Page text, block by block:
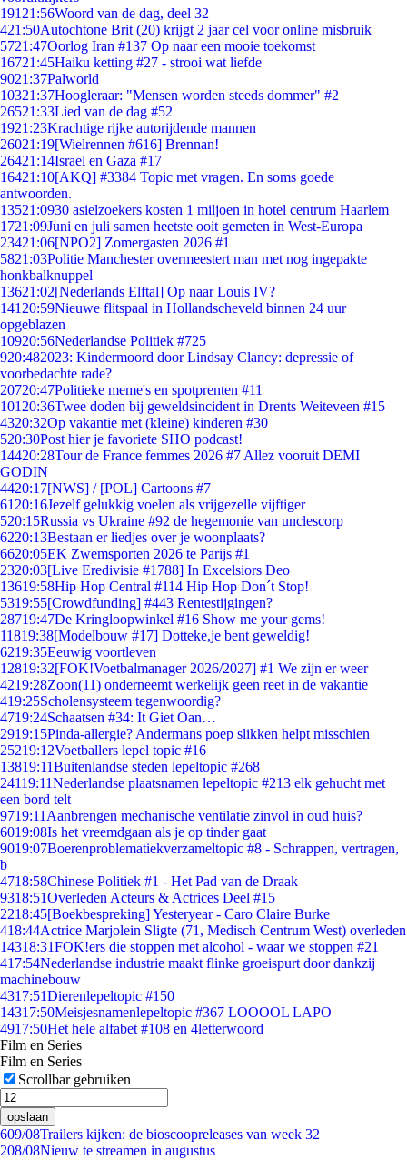
191 21:56Woord van de dag, deel 32
421:50Autochtone Brit (20) krijgt 2 jaar cel voor online misbruik
5721:47Oorlog Iran #137 Op naar een mooie toekomst
16721:45Haiku ketting #27 - strooi wat liefde
9021:37Palworld
10321:37Hoogleraar: "Mensen worden steeds dommer" #2
26521:33Lied van de dag #52
1921:23Krachtige rijke autorijdende mannen
26021:19[Wielrennen #616] Brennan!
26421:14Israel en Gaza #17
16421:10[AKQ] #3384 Topic met vragen. En soms goede
antwoorden.
13521:0930 asielzoekers kosten 1 miljoen in hotel centrum Haarlem
1721:09Juni en juli samen heetste ooit gemeten in West-Europa
23421:06[NPO2] Zomergasten 2026 #1
5821:03Politie Manchester overmeestert man met nog ingepakte
honkbalknuppel
13621:02[Nederlands Elftal] Op naar Louis IV?
141 20:59Nieuwe flitspaal in Hollandscheveld binnen 24 uur
opgeblazen
10920:56Nederlandse Politiek #725
920:482023: Kindermoord door Lindsay Clancy: depressie of
voorbedachte rade?
20720:47Politieke meme's en spotprenten #11
101 20:36Twee doden bij geweldsincident in Drents Weiteveen #15
4320:32Op vakantie met (kleine) kinderen #30
520:30Post hier je favoriete SHO podcast!
14420:28Tour de France femmes 2026 #7 Allez vooruit DEMI
GODIN
4420:17[NWS] / [POL] Cartoons #7
61 20:16Jezelf gelukkig voelen als vrijgezelle vijftiger
520:15Russia vs Ukraine #92 de hegemonie van unclescorp
6220:13Bestaan er liedjes over je woonplaats?
6620:05EK Zwemsporten 2026 te Parijs #1
2320:03[Live Eredivisie #1788] In Excelsiors Deo
13619:58Hip Hop Central #114 Hip Hop Don´t Stop!
5319:55[Crowdfunding] #443 Rentestijgingen?
28719:47De Kringloopwinkel #16 Show me your gems!
11819:38[Modelbouw #17] Dotteke,je bent geweldig!
6219:35Eeuwig voortleven
12819:32[FOK!Voetbalmanager 2026/2027] #1 We zijn er weer
4219:28Zoon(11) onderneemt werkelijk geen reet in de vakantie
419:25Scholensysteem tegenwoordig?
4719:24Schaatsen #34: It Giet Oan…
2919:15Pinda-allergie? Andermans poep slikken helpt misschien
25219:12Voetballers lepel topic #16
13819:11Buitenlandse steden lepeltopic #268
24119:11Nederlandse plaatsnamen lepeltopic #213 elk gehucht met
een bord telt
9719:11 Aanbrengen mechanische ventilatie zinvol in oud huis?
6019:08Is het vreemdgaan als je op tinder gaat
9019:07Boerenproblematiekverzameltopic #8 - Schrappen, vertragen,
b
4718:58Chinese Politiek #1 - Het Pad van de Draak
9318:51Overleden Acteurs & Actrices Deel #15
2218:45[Boekbespreking] Yesteryear - Caro Claire Burke
418:44Actrice Marjolein Sligte (71, Medisch Centrum West) overleden
14318:31FOK!ers die stoppen met alcohol - waar we stoppen #21
417:54Nederlandse industrie maakt flinke groeispurt door dankzij
machinebouw
4317:51Dierenlepeltopic #150
14317:50Meisjesnamenlepeltopic #367 LOOOOL LAPO
4917:50Het hele alfabet #108 en 4letterwoord
Film en Series
Film en Series
Scrollbar gebruiken
opslaan
609/08Trailers kijken: de bioscoopreleases van week 32
208/08Nieuw te streamen in augustus